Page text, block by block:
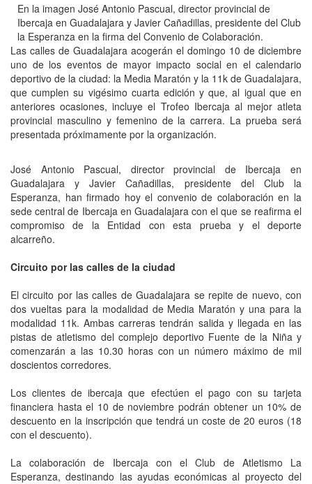
En la imagen José Antonio Pascual, director provincial de
Ibercaja en Guadalajara y Javier Cañadillas, presidente del Club
la Esperanza en la firma del Convenio de Colaboración.
Las calles de Guadalajara acogerán el domingo 10 de diciembre
uno de los eventos de mayor impacto social en el calendario
deportivo de la ciudad: la Media Maratón y la 11k de Guadalajara,
que cumplen su vigésimo cuarta edición y que, al igual que en
anteriores ocasiones, incluye el Trofeo Ibercaja al mejor atleta
provincial masculino y femenino de la carrera. La prueba será
presentada próximamente por la organización.
José Antonio Pascual, director provincial de Ibercaja en
Guadalajara y Javier Cañadillas, presidente del Club la
Esperanza, han firmado hoy el convenio de colaboración en la
sede central de Ibercaja en Guadalajara con el que se reafirma el
compromiso de la Entidad con esta prueba y el deporte
alcarreño.
Circuito por las calles de la ciudad
El circuito por las calles de Guadalajara se repite de nuevo, con
dos vueltas para la modalidad de Media Maratón y una para la
modalidad 11k. Ambas carreras tendrán salida y llegada en las
pistas de atletismo del complejo deportivo Fuente de la Niña y
comenzarán a las 10.30 horas con un número máximo de mil
doscientos corredores.
Los clientes de ibercaja que efectúen el pago con su tarjeta
financiera hasta el 10 de noviembre podrán obtener un 10% de
descuento en la inscripción que tendrá un coste de 20 euros (18
con el descuento).
La colaboración de Ibercaja con el Club de Atletismo La
Esperanza, destinando las ayudas económicas al proyecto del